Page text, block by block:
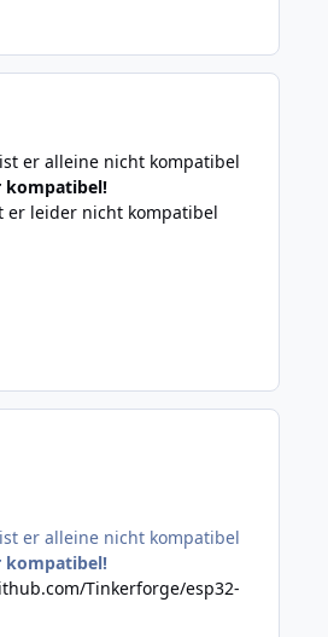
er alleine nicht kompatibel
kompatibel!
er leider nicht kompatibel
er alleine nicht kompatibel
kompatibel!
Tinkerforge/esp32-